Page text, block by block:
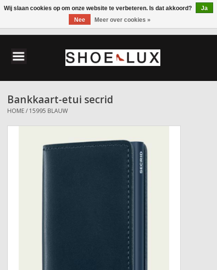
Herenschoenen
Accessoires
Wandelschoenen
Bankkaart-etui secrid
HOME/ 15995 BLAUW
Wij slaan cookies op om onze website te verbeteren. Is dat akkoord?
Ja
Nee
Meer over cookies »